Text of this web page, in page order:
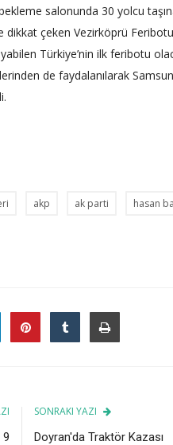
salonunda 30 yolcu
çeken Vezirköprü
Türkiye’nin ilk feribotu
de faydalanılarak
akp ak parti hasan
9
SONRAKI YAZI
Doyran'da Traktör Kazası